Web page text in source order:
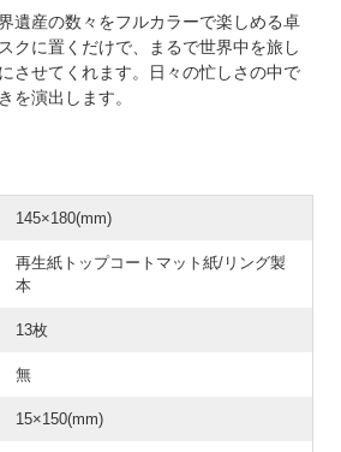
遺産の数々をフルカラーで楽しめる卓
クに置くだけで、まるで世界中を旅し
させてくれます。日々の忙しさの中で
を演出します。
145×180(mm)
再生紙トップコートマット紙/リング製
本
13枚
無
15×150(mm)